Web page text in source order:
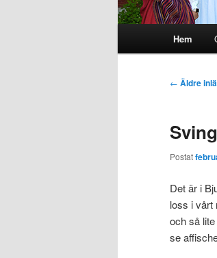
Hoppa
Hoppa
Hem
← Äldre
Postat
Det är i
loss i vårt
och så
se